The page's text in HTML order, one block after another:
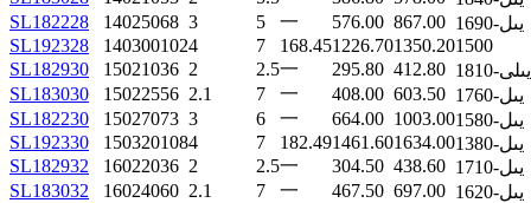
SL182228
14025068 3 5 一 576.00 867.00
1690-يىل
SL192328
1403001024 7 168.451226.701350.201500
SL182930
15021036 2 2.5一 295.80 412.80
1810-يىلى
SL183030
15022556 2.1 7 一 408.00 603.50
1760-يىل
SL182230
15027073 3 6 一 664.00 1003.00
1580-يىل
SL192330
1503201084 7 182.491461.601634.00
1380-يىل
SL182932
16022036 2 2.5一 304.50 438.60
1710-يىل
SL183032
16024060 2.1 7 一 467.50 697.00
1620-يىل